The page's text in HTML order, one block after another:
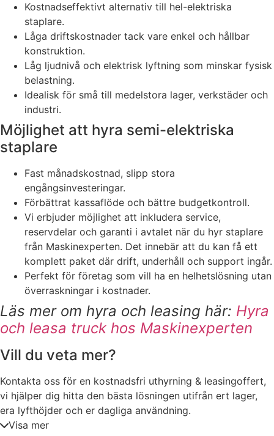
Kostnadseffektivt alternativ till hel-elektriska
staplare.
Låga driftskostnader tack vare enkel och hållbar
konstruktion.
Låg ljudnivå och elektrisk lyftning som minskar fysisk
belastning.
Idealisk för små till medelstora lager, verkstäder och
industri.
Möjlighet att hyra semi-elektriska
staplare
Fast månadskostnad, slipp stora
engångsinvesteringar.
Förbättrat kassaflöde och bättre budgetkontroll.
Vi erbjuder möjlighet att inkludera service,
reservdelar och garanti i avtalet när du hyr staplare
från Maskinexperten. Det innebär att du kan få ett
komplett paket där drift, underhåll och support ingår.
Perfekt för företag som vill ha en helhetslösning utan
överraskningar i kostnader.
Läs mer om hyra och leasing här: Hyra
och leasa truck hos Maskinexperten
Vill du veta mer?
Kontakta oss för en kostnadsfri uthyrning & leasingoffert,
vi hjälper dig hitta den bästa lösningen utifrån ert lager,
era lyfthöjder och er dagliga användning.
Visa mer